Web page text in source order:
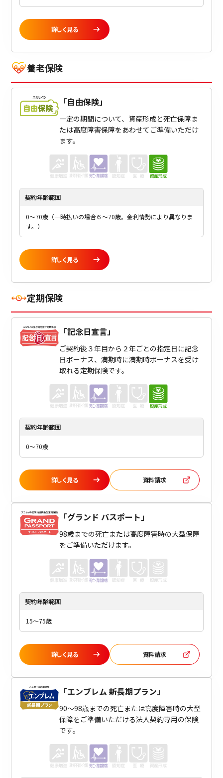
詳しく見る
養老保険
「自由保険」
一定の期間について、資産形成と死亡保障ま
たは高度障害保障をあわせてご準備いただけ
ます。
契約年齢範囲
0～70歳（一時払いの場合６～70歳。金利情勢により異なりま
す。）
詳しく見る
定期保険
「記念日宣言」
ご契約後３年目から２年ごとの指定日に記念
日ボーナス、満期時に満期時ボーナスを受け
取れる定期保険です。
契約年齢範囲
0～70歳
詳しく見る 資料請求
「グランド パスポート」
98歳までの死亡または高度障害時の大型保障
をご準備いただけます。
契約年齢範囲
15～75歳
詳しく見る 資料請求
「エンブレム 新長期プラン」
90～98歳までの死亡または高度障害時の大型
保障をご準備いただける法人契約専用の保険
です。